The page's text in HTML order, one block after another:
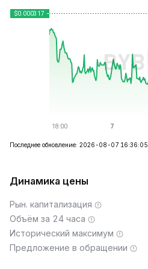
Последнее обновление: 2026-08-07 16:36:05
Динамика цены
Рын. капитализация
Объём за 24 часа
Исторический максимум
Предложение в обращении